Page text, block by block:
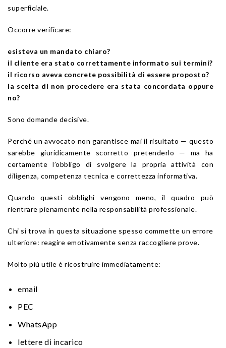
superficiale.
Occorre verificare:
esisteva un mandato chiaro?
il cliente era stato correttamente informato sui termini?
il ricorso aveva concrete possibilità di essere proposto?
la scelta di non procedere era stata concordata oppure
no?
Sono domande decisive.
Perché un avvocato non garantisce mai il risultato — questo
sarebbe giuridicamente scorretto pretenderlo — ma ha
certamente l’obbligo di svolgere la propria attività con
diligenza, competenza tecnica e correttezza informativa.
Quando questi obblighi vengono meno, il quadro può
rientrare pienamente nella responsabilità professionale.
Chi si trova in questa situazione spesso commette un errore
ulteriore: reagire emotivamente senza raccogliere prove.
Molto più utile è ricostruire immediatamente:
email
PEC
WhatsApp
lettere di incarico